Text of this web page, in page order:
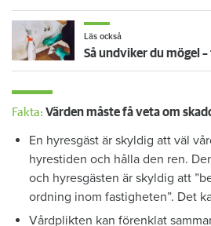
Läs också
Fakta: Värden måste få veta om
En hyresgäst är skyldig att väl
hyrestiden och hålla den ren.
och hyresgästen är skyldig att
ordning inom fastigheten”. Det
Vårdplikten kan förenklat